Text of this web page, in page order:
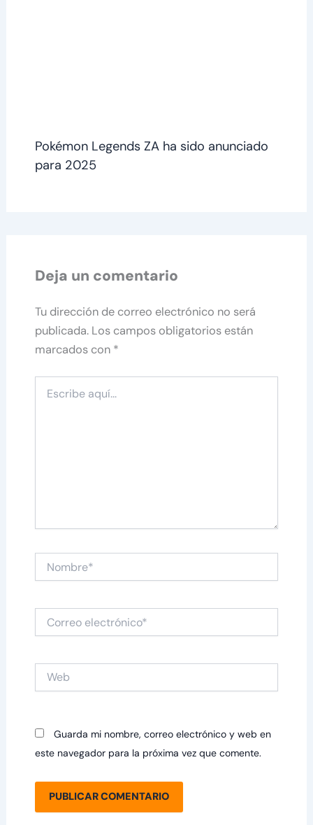
Pokémon Legends ZA ha sido anunciado
para 2025
Deja un comentario
Tu dirección de correo electrónico no será
publicada. Los campos obligatorios están
marcados con *
aquí...
electrónico*
Guarda mi nombre, correo electrónico y web en
este navegador para la próxima vez que comente.